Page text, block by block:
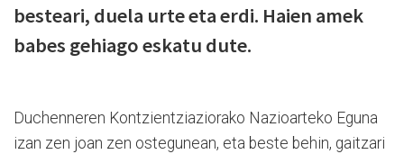
besteari, duela urte eta erdi. Haien amek
babes gehiago eskatu dute.
Duchenneren Kontzientziaziorako Nazioarteko Eguna
izan zen joan zen ostegunean, eta beste behin, gaitzari